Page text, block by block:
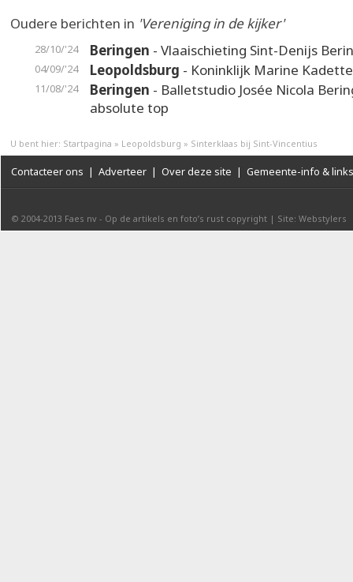
Oudere berichten in 'Vereniging in de kijker'
28/10/'24 Beringen - Vlaaischieting Sint-Denijs
04/09/'24 Leopoldsburg - Koninklijk Marine
11/08/'24 Beringen - Balletstudio Josée Nicola
absolute top
U bent hier: Startpagina » Leopoldsburg » Sinterklaas bij Sint-Vincentius
Contacteer ons | Adverteer | Over deze site | Gemeente-info & links
© 2004-2013 Faes nv - Op de artikels en foto’s rust copyright | Site: Webstylers